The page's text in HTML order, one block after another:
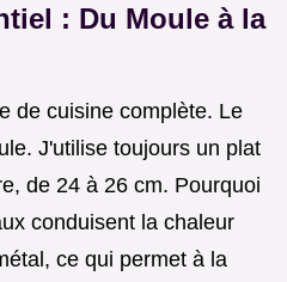
: Du Moule à la
de cuisine complète. Le
J'utilise toujours un plat
de 24 à 26 cm. Pourquoi
conduisent la chaleur
ce qui permet à la